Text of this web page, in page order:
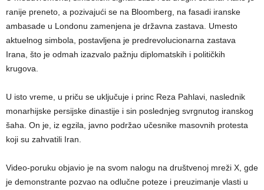
ranije preneto, a pozivajući se na Bloomberg, na fasadi iranske
ambasade u Londonu zamenjena je državna zastava. Umesto
aktuelnog simbola, postavljena je predrevolucionarna zastava
Irana, što je odmah izazvalo pažnju diplomatskih i političkih
krugova.
U isto vreme, u priču se uključuje i princ Reza Pahlavi, naslednik
monarhijske persijske dinastije i sin poslednjeg svrgnutog iranskog
šaha. On je, iz egzila, javno podržao učesnike masovnih protesta
koji su zahvatili Iran.
Video-poruku objavio je na svom nalogu na društvenoj mreži X, gde
je demonstrante pozvao na odlučne poteze i preuzimanje vlasti u